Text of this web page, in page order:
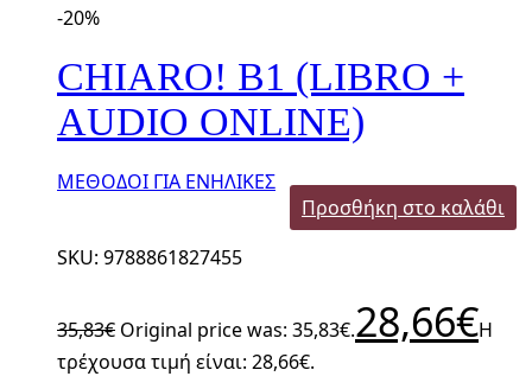
-20%
CHIARO! B1 (LIBRO +
AUDIO ONLINE)
ΜΕΘΟΔΟΙ ΓΙΑ ΕΝΗΛΙΚΕΣ
Προσθήκη στο καλάθι
SKU: 9788861827455
35,83€ Original price was: 35,83€.28,66€Η
τρέχουσα τιμή είναι: 28,66€.